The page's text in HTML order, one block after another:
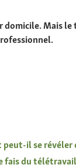
Mais
il se révéler
fais du